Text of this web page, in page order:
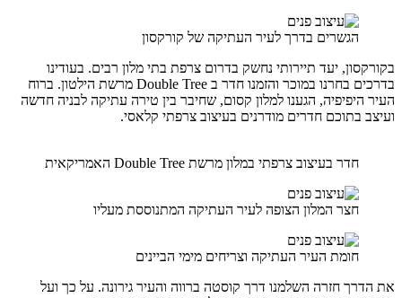
הגשרים בדרך לעיר העתיקה של קורקסון
בקורקסון, יעד תיירותי נחשק בדרום צרפת בתי מלון רבים. בעודינו
בדרכים בחרנו במוכר והזמנו חדר ב Double Tree מרשת הילטון. ברוח
העיר היפיפיה, הגענו למלון קסום, שחיבר בין טירה עתיקה לבניה חדשה
ועיצב בתוכם חדרים מודרנים בעיצוב צרפתי קלאסי.
חדר בעיצוב צרפתי במלון מרשת Double Tree האמריקאית
חצר המלון הצופה לעיר העתיקה המתנוססת מעליו
חומת העיר העתיקה וצריחים מימי הביינים
את הדרך חזרה השלמנו דרך קוסטה ברווה והעיר גירונה. על כך ועל